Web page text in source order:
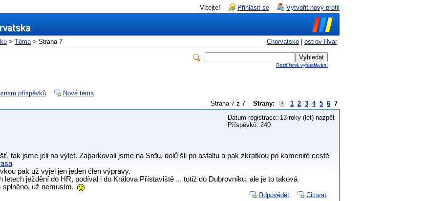
Vítejte! Přihlásit se Vytvořit nový profil
Chorvatsko ostrov Hvar
> Téma> Strana 7
Rozšířené vyhledávání
příspěvků
Nové téma
Strana 7 z 7 Strany: 1 2 3 4 5 6 7
Datum registrace: 13 roky (let) nazpět
Příspěvků: 240
tak jsme jeli na výlet. Zaparkovali jsme na Srđu, dolů šli po asfaltu a pak zkratkou po kamenité cestě
pak už vyjel jen jeden člen výpravy.
letech ježdění do HR, podíval i do Králova Přístaviště ... totiž do Dubrovníku, ale je to taková
splněno, už nemusím.
Odpovědět Citovat